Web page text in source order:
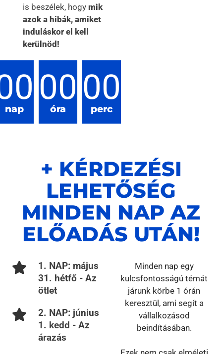
is beszélek, hogy mik
azok a hibák, amiket
induláskor el kell
kerülnöd!
nap
00
óra
00
perc
+ KÉRDEZÉSI
LEHETŐSÉG
MINDEN NAP AZ
ELŐADÁS UTÁN!
1. NAP: május
31. hétfő - Az
ötlet
2. NAP: június
1. kedd - Az
árazás
Minden nap egy
kulcsfontosságú témát
járunk körbe 1 órán
keresztül, ami segít a
vállalkozásod
beindításában.